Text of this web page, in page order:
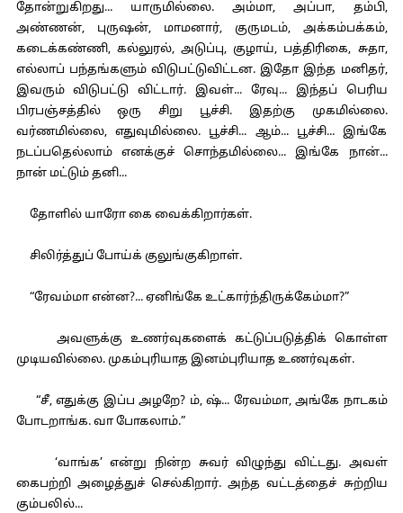
தோன்றுகிறது... யாருமில்லை. அம்மா, அப்பா, தம்பி,
அண்ணன், புருஷன், மாமனார், குருமடம், அக்கம்பக்கம்,
கடைக்கண்ணி, கல்லுரல், அடுப்பு, குழாய், பத்திரிகை, சுதா,
எல்லாப் பந்தங்களும் விடுபட்டுவிட்டன. இதோ இந்த மனிதர்,
இவரும் விடுபட்டு விட்டார். இவள்... ரேவு... இந்தப் பெரிய
பிரபஞ்சத்தில் ஒரு சிறு பூச்சி. இதற்கு முகமில்லை.
வர்ணமில்லை, எதுவுமில்லை. பூச்சி... ஆம்... பூச்சி... இங்கே
நடப்பதெல்லாம் எனக்குச் சொந்தமில்லை... இங்கே நான்...
நான் மட்டும் தனி...
தோளில் யாரோ கை வைக்கிறார்கள்.
சிலிர்த்துப் போய்க் குலுங்குகிறாள்.
“ரேவம்மா என்ன?... ஏனிங்கே உட்கார்ந்திருக்கேம்மா?”
அவளுக்கு உணர்வுகளைக் கட்டுப்படுத்திக் கொள்ள
முடியவில்லை. முகம்புரியாத இனம்புரியாத உணர்வுகள்.
“சீ, எதுக்கு இப்ப அழறே? ம், ஷ்... ரேவம்மா, அங்கே நாடகம்
போடறாங்க. வா போகலாம்.”
‘வாங்க’ என்று நின்ற சுவர் விழுந்து விட்டது. அவள்
கைபற்றி அழைத்துச் செல்கிறார். அந்த வட்டத்தைச் சுற்றிய
கும்பலில்...